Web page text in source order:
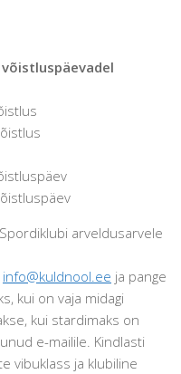
arveldusarvele
info@kuldnool.ee ja pange
kui on vaja midagi
kui stardimaks on
e-mailile. Kindlasti
vibuklass ja klubiline